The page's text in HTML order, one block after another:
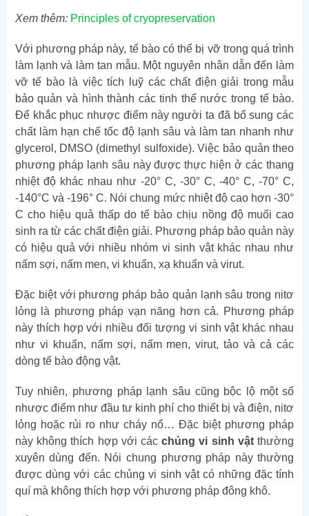
Xem thêm: Principles of cryopreservation
Với phương pháp này, tế bào có thể bị vỡ trong quá trình
làm lạnh và làm tan mẫu. Một nguyên nhân dẫn đến làm
vỡ tế bào là việc tích luỹ các chất điện giải trong mẫu
bảo quản và hình thành các tinh thể nước trong tế bào.
Để khắc phục nhược điểm này người ta đã bổ sung các
chất làm hạn chế tốc độ lạnh sâu và làm tan nhanh như
glycerol, DMSO (dimethyl sulfoxide). Việc bảo quản theo
phương pháp lạnh sâu này được thực hiện ở các thang
nhiệt độ khác nhau như -20° C, -30° C, -40° C, -70° C,
-140°C và -196° C. Nói chung mức nhiệt độ cao hơn -30°
C cho hiệu quả thấp do tế bào chịu nồng độ muối cao
sinh ra từ các chất điện giải. Phương pháp bảo quản này
có hiệu quả với nhiều nhóm vi sinh vật khác nhau như
nấm sợi, nấm men, vi khuẩn, xạ khuẩn và virut.
Đặc biệt với phương pháp bảo quản lạnh sâu trong nitơ
lỏng là phương pháp vạn năng hơn cả. Phương pháp
này thích hợp với nhiều đối tượng vi sinh vật khác nhau
như vi khuẩn, nấm sợi, nấm men, virut, tảo và cả các
dòng tế bào động vật.
Tuy nhiên, phương pháp lạnh sâu cũng bộc lộ một số
nhược điểm như đầu tư kinh phí cho thiết bị và điện, nitơ
lỏng hoặc rủi ro như cháy nổ… Đặc biệt phương pháp
này không thích hợp với cácchủng vi sinh vậtthường
xuyên dùng đến. Nói chung phương pháp này thường
được dùng với các chủng vi sinh vật có những đặc tính
quí mà không thích hợp với phương pháp đông khô.